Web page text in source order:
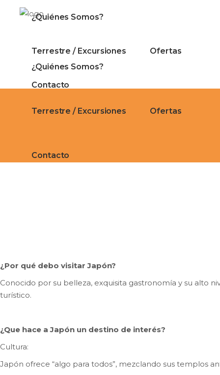
¿Quiénes Somos?
Terrestre / Excursiones Ofertas
Contacto
¿Quiénes Somos?
Terrestre / Excursiones Ofertas
Contacto
¿Por qué debo visitar Japón?
Conocido por su belleza, exquisita gastronomía y su alto
turístico.
¿Que hace a Japón un destino de interés?
Cultura:
Japón ofrece “algo para todos”, mezclando sus templos